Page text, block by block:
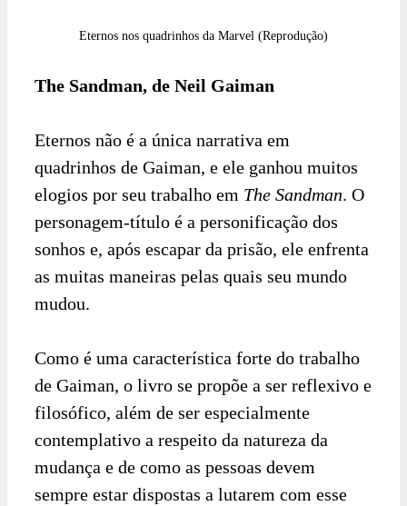
Eternos nos quadrinhos da Marvel (Reprodução)
The Sandman, de Neil Gaiman
Eternos não é a única narrativa em
quadrinhos de Gaiman, e ele ganhou muitos
elogios por seu trabalho em The Sandman. O
personagem-título é a personificação dos
sonhos e, após escapar da prisão, ele enfrenta
as muitas maneiras pelas quais seu mundo
mudou.
Como é uma característica forte do trabalho
de Gaiman, o livro se propõe a ser reflexivo e
filosófico, além de ser especialmente
contemplativo a respeito da natureza da
mudança e de como as pessoas devem
sempre estar dispostas a lutarem com esse